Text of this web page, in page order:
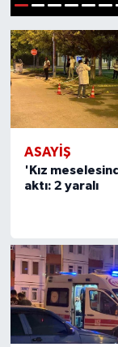
ASAYIŞ
'Kız
aktı: 2 yaralı
Ekonomi
Sağlık
Tokat